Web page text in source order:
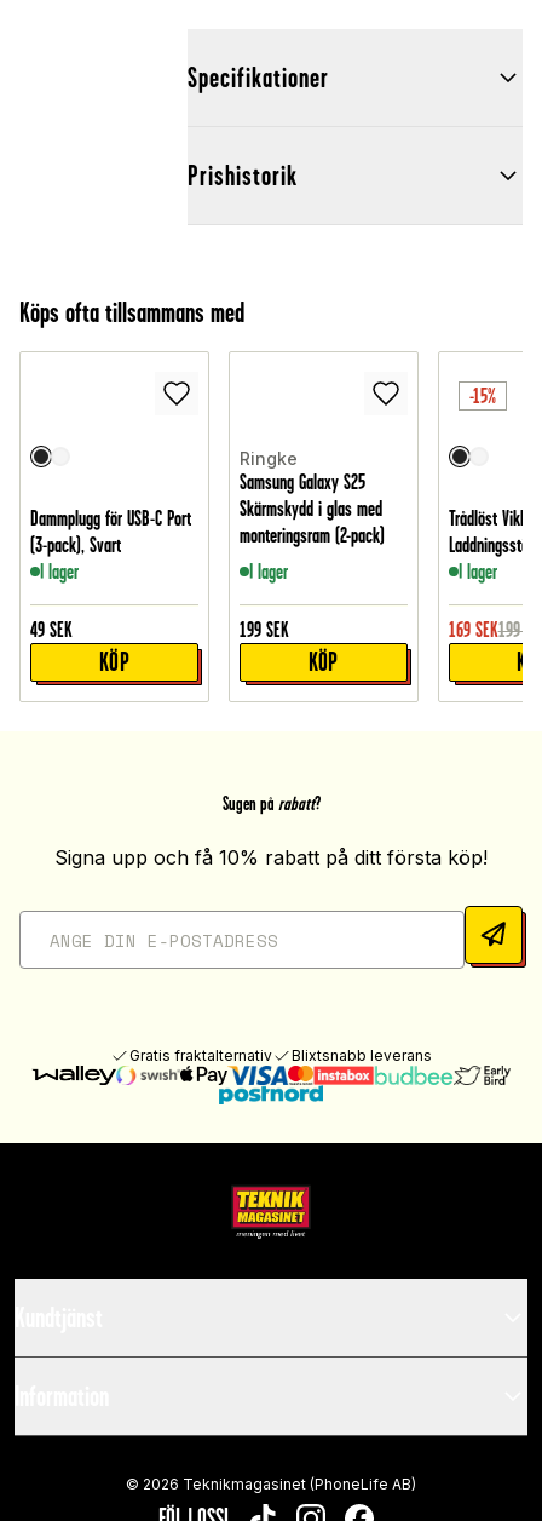
Specifikationer
Prishistorik
Köps ofta tillsammans med
Dammplugg för USB-C Port
(3-pack), Svart
I lager
49 SEK
KÖP
Ringke
Samsung Galaxy S25
Skärmskydd i glas med
monteringsram (2-pack)
I lager
199 SEK
KÖP
-15%
Trådlöst
Laddningsställ
I lager
169 SEK199
Sugen på rabatt?
Signa upp och få 10% rabatt på ditt första köp!
Gratis fraktalternativ Blixtsnabb leverans
© 2026 Teknikmagasinet (PhoneLife AB)